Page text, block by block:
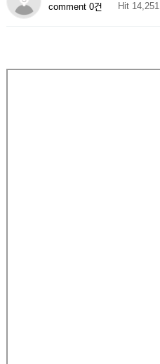
comment 0건
Hit 14,251